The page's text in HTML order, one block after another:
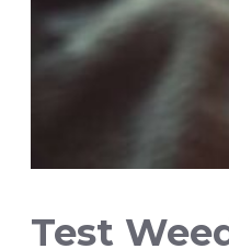
Test